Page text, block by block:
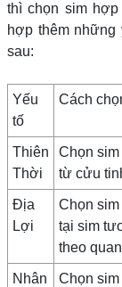
thì chọn sim
hợp thêm
sau:
Yếu
tố
Cách
Thiên
Thời
Chọn
từ cửu
Địa
Lợi
Chọn
tại sim
theo
Nhân
Chọn